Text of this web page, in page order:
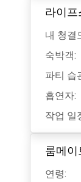
라이프
내 청결
숙박객:
파티 습
흡연자:
작업 일
룸메이
연령: